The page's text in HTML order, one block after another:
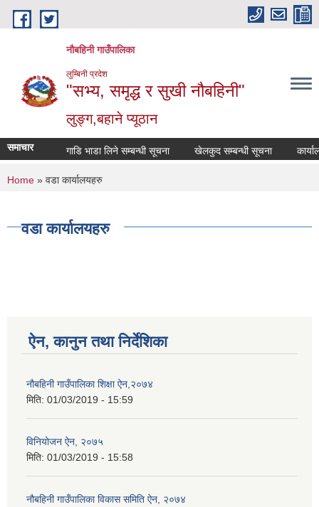
Skip to main content
नौबहिनी गाउँपालिका
लुम्बिनी प्रदेश
"सभ्य, समृद्ध र सुखी नौबहिनी"
लुङ्ग,बहाने प्यूठान
समाचार गाडि भाडा लिने सम्बन्धी सूचना खेलकुद सम्बन्धी सूचना
You are here
Home » वडा कार्यालयहरु
वडा कार्यालयहरु
ऐन, कानुन तथा निर्देशिका
नौबहिनी गाउँपालिका शिक्षा ऐन,२०७४
मिति: 01/03/2019 - 15:59
विनियोजन ऐन, २०७५
मिति: 01/03/2019 - 15:58
नौबहिनी गाउँपालिका विकास समिति ऐन, २०७४